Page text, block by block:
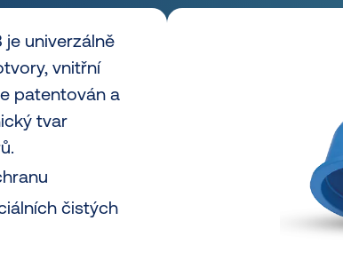
univerzálně
vnitřní
patentován a
tvar
čistých